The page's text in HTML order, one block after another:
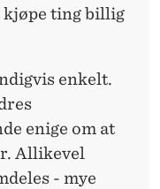
ting billig
enkelt.
enige om at
Allikevel
- mye